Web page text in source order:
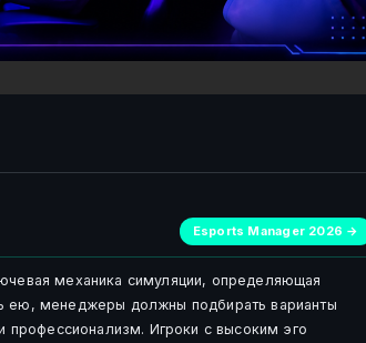
Esports Manager 2026 →
механика симуляции, определяющая
ею, менеджеры должны подбирать варианты
профессионализм. Игроки с высоким эго